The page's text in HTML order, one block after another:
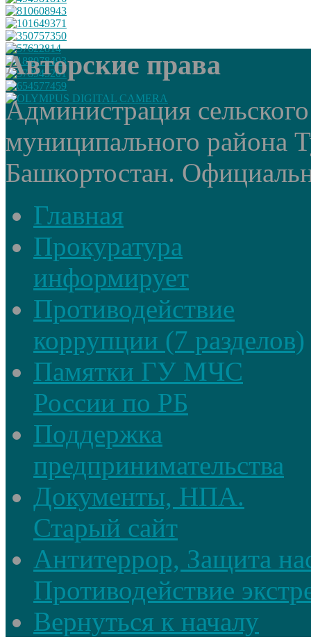
Авторские права
Администрация
муниципального района
Башкортостан.
Главная
Прокуратура
информирует
Противодействие
коррупции (7 разделов)
Памятки ГУ МЧС
России по РБ
Поддержка
предпринимательства
Документы, НПА.
Старый сайт
Антитеррор, Защита
Противодействие
Вернуться к началу